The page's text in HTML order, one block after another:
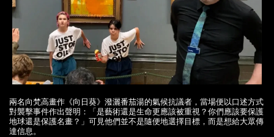
兩名向梵高畫作《向日葵》潑灑番茄湯的氣候抗議者，當場便以口述方式
對襲擊事件作出聲明：「是藝術還是生命更應該被重視？你們應該要保護
地球還是保護名畫？」可見他們並不是隨便地選擇目標，而是想給大眾傳
達信息。